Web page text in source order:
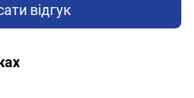
відгук